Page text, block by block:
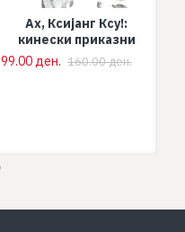
Ах, Ксијанг Ксу!:
кинески приказни
99.00 ден. 160.00 ден.